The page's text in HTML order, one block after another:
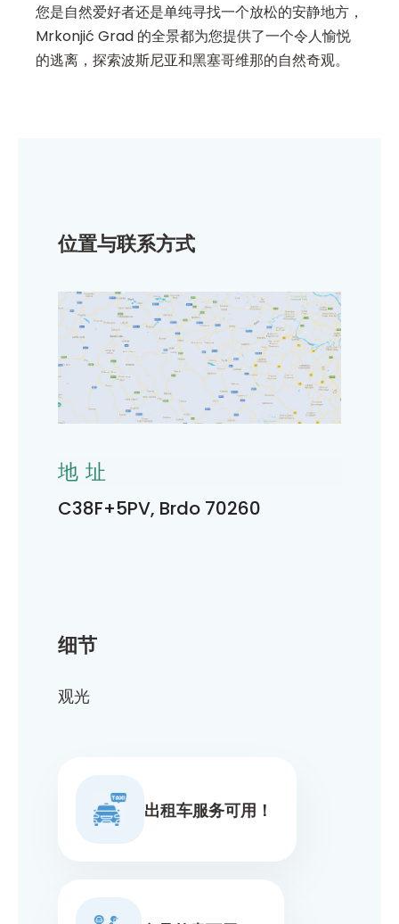
您是自然爱好者还是单纯寻找一个放松的安静地方，
Mrkonjić Grad 的全景都为您提供了一个令人愉悦
的逃离，探索波斯尼亚和黑塞哥维那的自然奇观。
细节
观光
出租车服务可用！
位置与联系方式
地址
C38F+5PV, Brdo 70260